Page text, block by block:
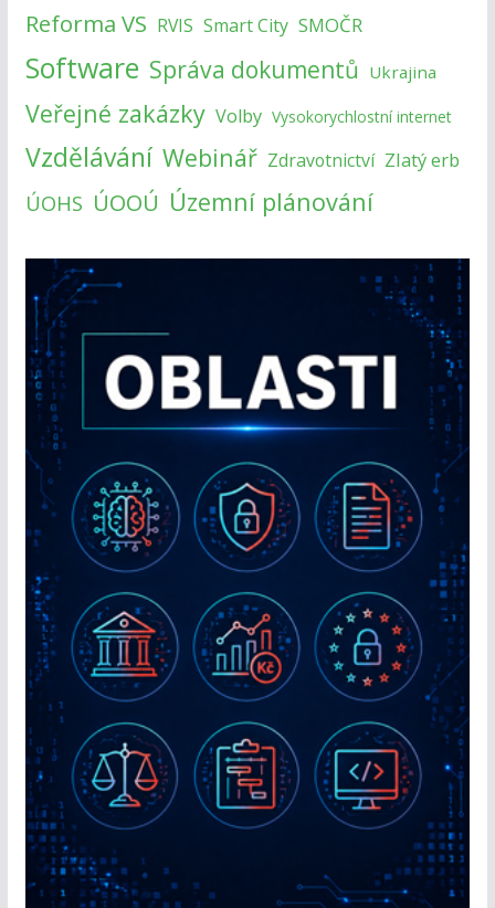
Reforma VS RVIS Smart City SMOČR
Software Správa dokumentů Ukrajina
Veřejné zakázky Volby Vysokorychlostní internet
Vzdělávání Webinář Zdravotnictví Zlatý erb
ÚOHS ÚOOÚ Územní plánování